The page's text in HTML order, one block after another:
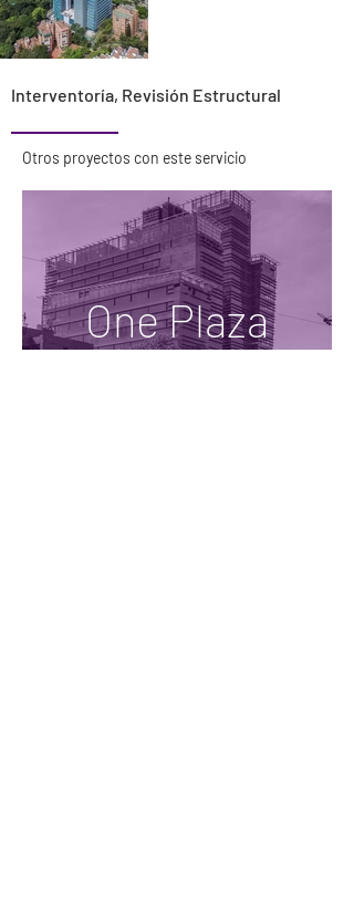
Interventoría, Revisión Estructural
Otros proyectos con este servicio
One Plaza